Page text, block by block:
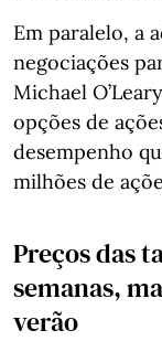
Em paralelo, a
negociações
Michael
opções de
desempenho
milhões de
Preços das
semanas,
verão